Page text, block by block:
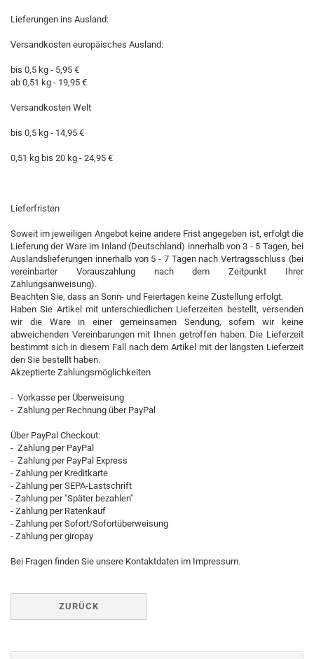
Lieferungen ins Ausland:
Versandkosten europäisches Ausland:
bis 0,5 kg - 5,95 €
ab 0,51 kg - 19,95 €
Versandkosten Welt
bis 0,5 kg - 14,95 €
0,51 kg bis 20 kg - 24,95 €
Lieferfristen
Soweit im jeweiligen Angebot keine andere Frist angegeben ist, erfolgt die
Lieferung der Ware im Inland (Deutschland) innerhalb von 3 - 5 Tagen, bei
Auslandslieferungen innerhalb von 5 - 7 Tagen nach Vertragsschluss (bei
vereinbarter Vorauszahlung nach dem Zeitpunkt Ihrer
Zahlungsanweisung).
Beachten Sie, dass an Sonn- und Feiertagen keine Zustellung erfolgt.
Haben Sie Artikel mit unterschiedlichen Lieferzeiten bestellt, versenden
wir die Ware in einer gemeinsamen Sendung, sofern wir keine
abweichenden Vereinbarungen mit Ihnen getroffen haben. Die Lieferzeit
bestimmt sich in diesem Fall nach dem Artikel mit der längsten Lieferzeit
den Sie bestellt haben.
Akzeptierte Zahlungsmöglichkeiten
- Vorkasse per Überweisung
- Zahlung per Rechnung über PayPal
Über PayPal Checkout:
- Zahlung per PayPal
- Zahlung per PayPal Express
- Zahlung per Kreditkarte
- Zahlung per SEPA-Lastschrift
- Zahlung per "Später bezahlen"
- Zahlung per Ratenkauf
- Zahlung per Sofort/Sofortüberweisung
- Zahlung per giropay
Bei Fragen finden Sie unsere Kontaktdaten im Impressum.
ZURÜCK